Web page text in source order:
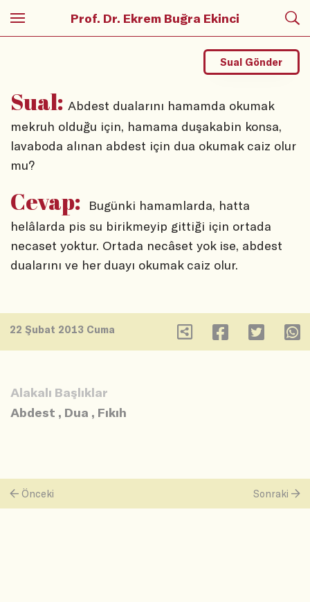
Prof. Dr. Ekrem Buğra Ekinci
Sual: Abdest dualarını hamamda okumak
mekruh olduğu için, hamama duşakabin konsa,
lavaboda alınan abdest için dua okumak caiz olur
mu?
Sual Gönder
Cevap:
Bugünki hamamlarda, hatta
helâlarda pis su birikmeyip gittiği için ortada
necaset yoktur. Ortada necâset yok ise, abdest
dualarını ve her duayı okumak caiz olur.
22 Şubat 2013 Cuma
Alakalı Başlıklar
Abdest , Dua , Fıkıh
Önceki Sonraki